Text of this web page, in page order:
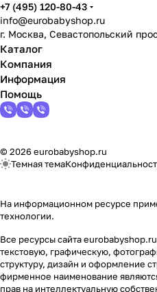
+7 (495) 120-80-43
info@eurobabyshop.ru
г. Москва, Севастопольский
Каталог
Компания
Информация
Помощь
© 2026 eurobabyshop.ru
Темная тема
На информационном ресурсе
технологии.
Все ресурсы сайта
текстовую, графическую,
структуру, дизайн и оформление
фирменное наименование
прав на интеллектуальную